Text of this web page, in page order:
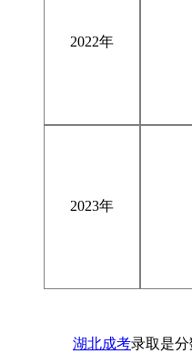
2022年
2023年
湖北成考录取是